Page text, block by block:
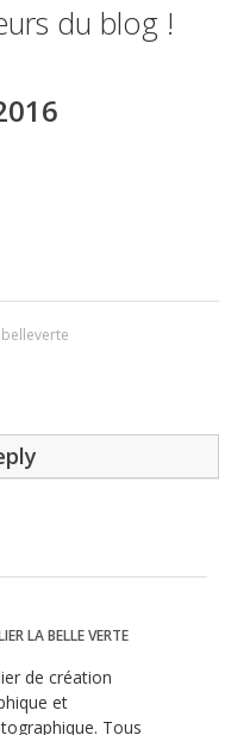
du blog !
LA BELLE VERTE
de création
et
Tous